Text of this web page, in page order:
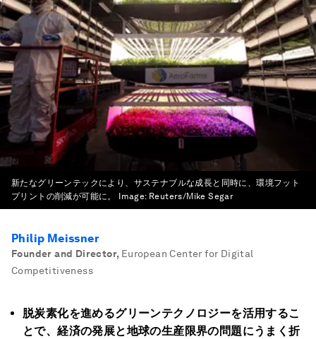
新たなグリーンテックにより、サステナブルな成長と同時に、環境フット
プリントの削減が可能に。
Image: Reuters/Mike Segar
Philip Meissner
Founder and Director, European Center for Digital
Competitiveness
脱炭素化を進めるグリーンテクノロジーを活用するこ
とで、経済の発展と地球の生産限界の問題にうまく折